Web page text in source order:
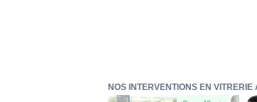
NOS INTERVENTIONS EN